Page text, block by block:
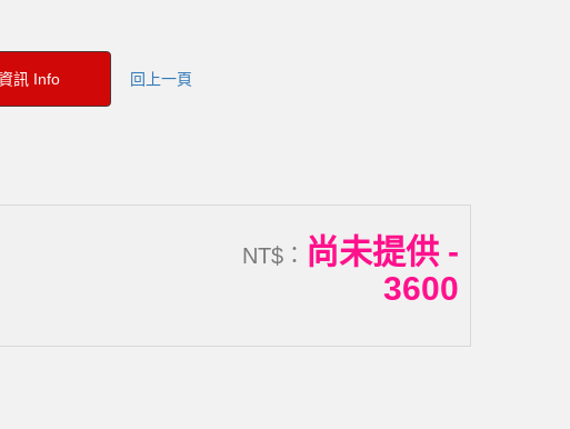
訊 Info 回上一頁
NT$： 尚未提供 -
3600